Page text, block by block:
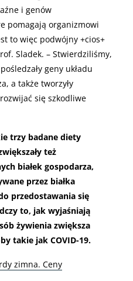
i genów
pomagają organizmowi
to więc podwójny +cios+
Sladek. – Stwierdziliśmy,
geny układu
a także tworzyły
się szkodliwe
trzy badane diety
też
białek gospodarza,
przez białka
przedostawania się
to, jak wyjaśniają
żywienia zwiększa
takie jak COVID-19.
zimna. Ceny